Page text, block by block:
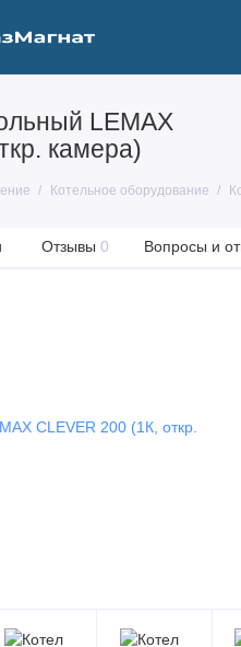
LEMAX
камера)
Котельное оборудование
Отзывы 0 Вопросы и